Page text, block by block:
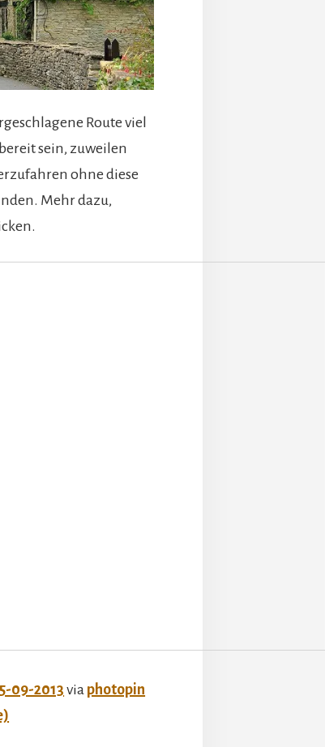
Route viel
sein, zuweilen
ohne diese
Mehr dazu,
09-2013 via photopin